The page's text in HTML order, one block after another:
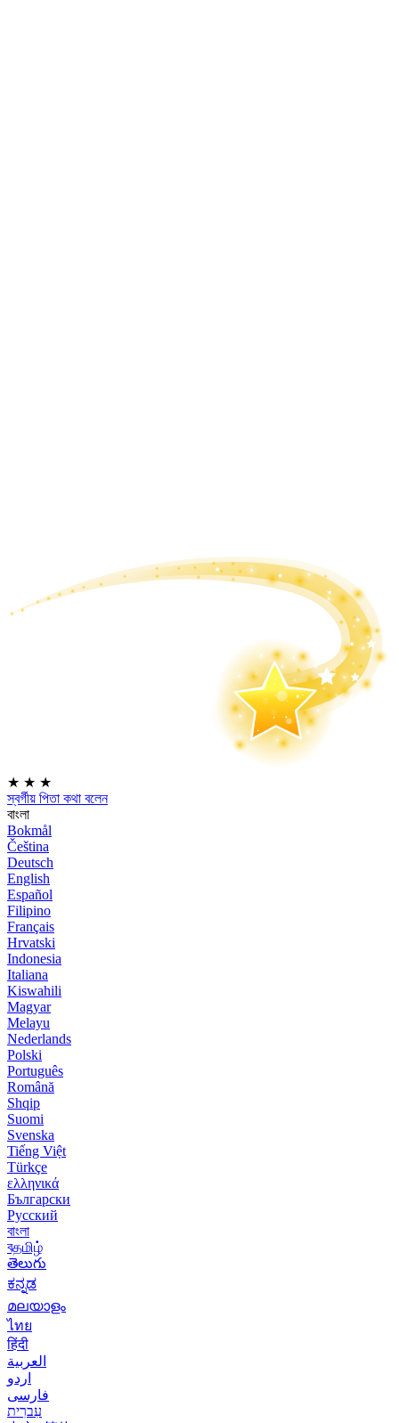
★ ★ ★
স্বর্গীয় পিতা কথা বলেন
বাংলা
Bokmål
Čeština
Deutsch
English
Español
Filipino
Français
Hrvatski
Indonesia
Italiana
Kiswahili
Magyar
Melayu
Nederlands
Polski
Português
Română
Shqip
Suomi
Svenska
Tiếng Việt
Türkçe
ελληνικά
Български
Русский
বাংলা
বதமிழ்
తెలుగు
ಕನ್ನಡ
മലയാളം
ไทย
हिंदी
العربية
اردو
فارسی
עִברִית